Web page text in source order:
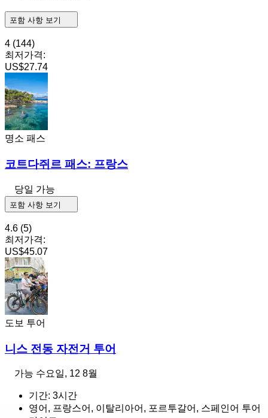
포함 사항 보기
4 (144)
최저가격:
US$27.74
명소 패스
코트다쥐르 패스: 프랑스
당일 가능
포함 사항 보기
4.6 (5)
최저가격:
US$45.07
도보 투어
니스 전동 자전거 투어
가능 수요일, 12 8월
기간: 3시간
영어, 프랑스어, 이탈리아어, 포르투갈어, 스페인어 투어